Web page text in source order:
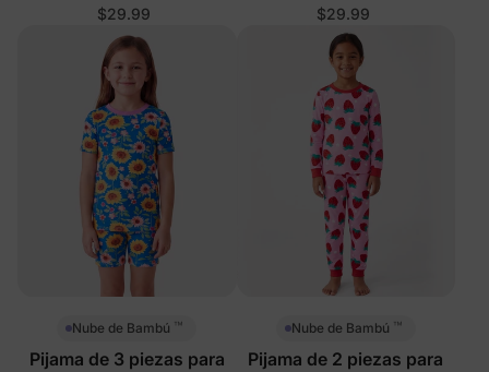
con perros de Santa
Claus para Navidad
$29.99
pequeñas/niñas
$29.99
Nube de Bambú ™
Pijama de 3 piezas para
Nube de Bambú ™
Pijama de 2 piezas para